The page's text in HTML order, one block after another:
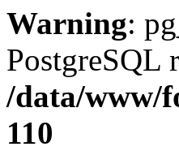
Warning:
PostgreSQL
/data/www/
110